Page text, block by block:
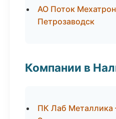
АО Поток
Петрозаводск
Компании в
ПК Лаб